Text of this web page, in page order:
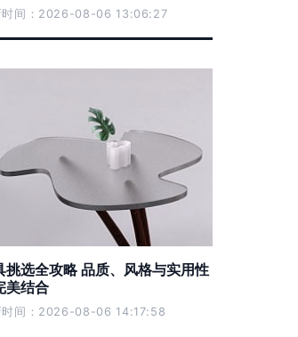
时间：2026-08-06 13:06:27
挑选全攻略 品质、风格与实用性
美结合
时间：2026-08-06 14:17:58